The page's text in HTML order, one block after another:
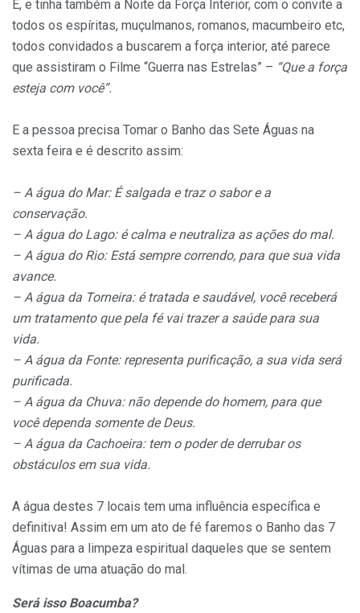
É, e tinha também a Noite da Força Interior, com o convite a
todos os espíritas, muçulmanos, romanos, macumbeiro etc,
todos convidados a buscarem a força interior, até parece
que assistiram o Filme “Guerra nas Estrelas” – “Que a força
esteja com você”.
E a pessoa precisa Tomar o Banho das Sete Águas na
sexta feira e é descrito assim:
– A água do Mar: É salgada e traz o sabor e a
conservação.
– A água do Lago: é calma e neutraliza as ações do mal.
– A água do Rio: Está sempre correndo, para que sua vida
avance.
– A água da Torneira: é tratada e saudável, você receberá
um tratamento que pela fé vai trazer a saúde para sua
vida.
– A água da Fonte: representa purificação, a sua vida será
purificada.
– A água da Chuva: não depende do homem, para que
você dependa somente de Deus.
– A água da Cachoeira: tem o poder de derrubar os
obstáculos em sua vida.
A água destes 7 locais tem uma influência específica e
definitiva! Assim em um ato de fé faremos o Banho das 7
Águas para a limpeza espiritual daqueles que se sentem
vítimas de uma atuação do mal.
Será isso Boacumba?